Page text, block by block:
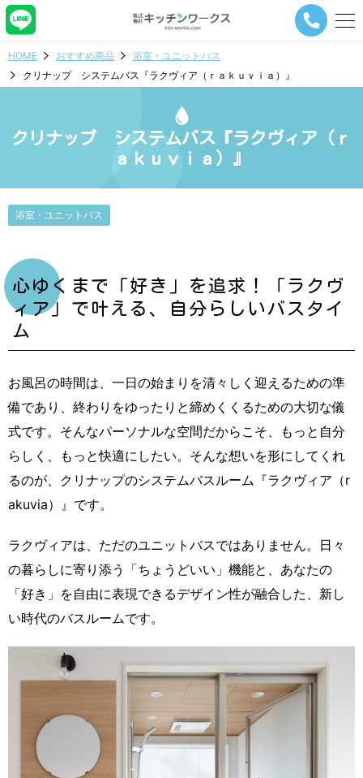
メ
ナ
ボ
HOME おすすめ商品
浴室・ユニットバス
クリナップ システムバス『ラクヴィア（ｒａｋｕｖｉａ）』
クリナップ システムバス『ラクヴィア（ｒ
ａｋｕｖｉａ）』
浴室・ユニットバス
心ゆくまで「好き」を追求！「ラクヴ
ィア」で叶える、自分らしいバスタイ
ム
お風呂の時間は、一日の始まりを清々しく迎えるための準
備であり、終わりをゆったりと締めくくるための大切な儀
式です。そんなパーソナルな空間だからこそ、もっと自分
らしく、もっと快適にしたい。そんな想いを形にしてくれ
るのが、クリナップのシステムバスルーム『ラクヴィア（r
akuvia）』です。
ラクヴィアは、ただのユニットバスではありません。日々
の暮らしに寄り添う「ちょうどいい」機能と、あなたの
「好き」を自由に表現できるデザイン性が融合した、新し
い時代のバスルームです。